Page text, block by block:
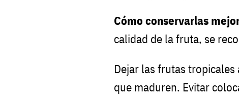
Cómo conservarlas
calidad de la fruta, se
Dejar las frutas
que maduren. Evitar